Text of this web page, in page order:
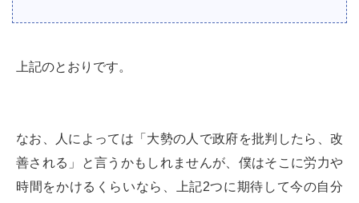
上記のとおりです。
なお、人によっては「大勢の人で政府を批判したら、改
善される」と言うかもしれませんが、僕はそこに労力や
時間をかけるくらいなら、上記2つに期待して今の自分